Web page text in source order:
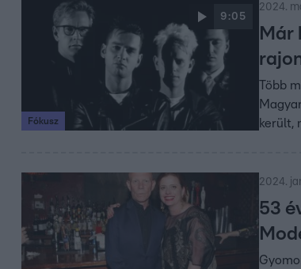
9:05
Fókusz
2024.
Már
Több
került,
2024.
53